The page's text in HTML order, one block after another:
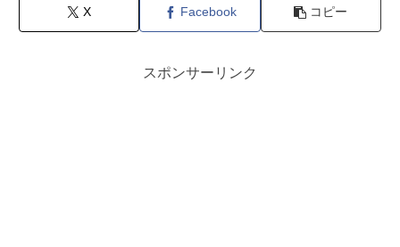
X Facebook コピー
スポンサーリンク